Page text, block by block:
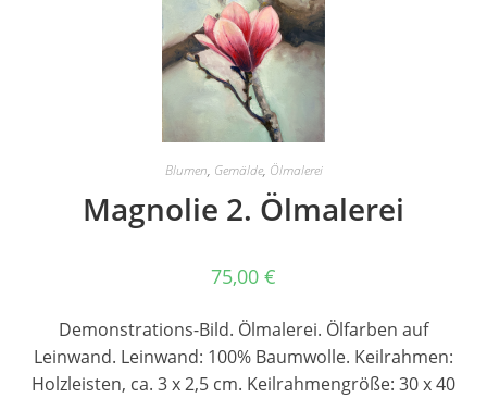
Blumen, Gemälde, Ölmalerei
Magnolie 2. Ölmalerei
75,00 €
Demonstrations-Bild. Ölmalerei. Ölfarben auf
Leinwand. Leinwand: 100% Baumwolle. Keilrahmen:
Holzleisten, ca. 3 x 2,5 cm. Keilrahmengröße: 30 x 40